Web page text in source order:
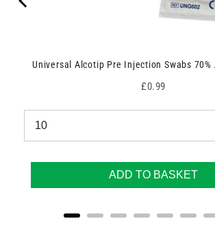
Universal Alcotip Pre Injection Swabs 70%
Price
£0.99
ADD TO BASKET